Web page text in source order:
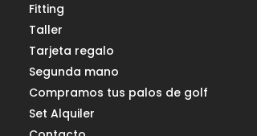
Fitting
Taller
Tarjeta regalo
Segunda mano
Compramos tus palos de golf
Set Alquiler